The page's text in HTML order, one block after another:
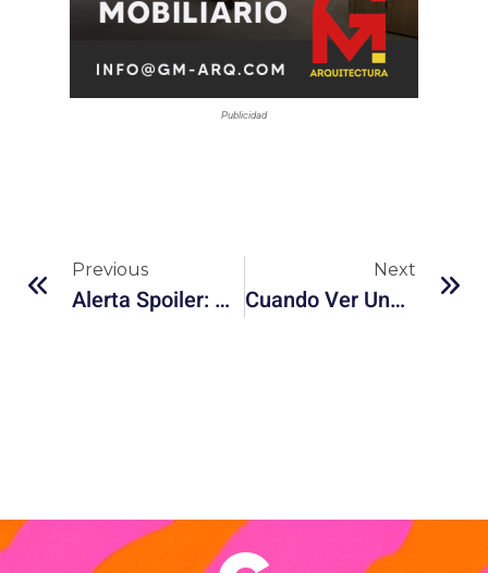
Publicidad
Previous
Alerta Spoiler: Por Qué Ya Nadie Quiere Esperar Para Ver Nada
Next
Cuando Ver Una Serie Se Siente Incómodo (Y Ese Es Justo El Punto)